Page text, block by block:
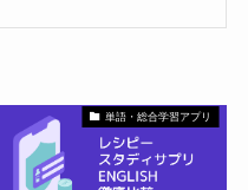
単語・総合学習アプリ